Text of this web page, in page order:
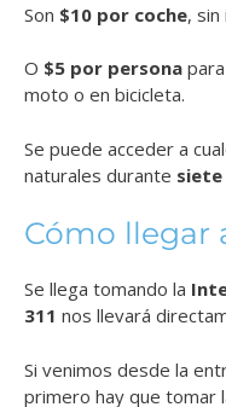
Son $10 por coche,
O $5 por persona
moto o en bicicleta.
Se puede acceder a
naturales durante siete
Cómo llegar
Se llega tomando la
311 nos llevará
Si venimos desde la
primero hay que tomar